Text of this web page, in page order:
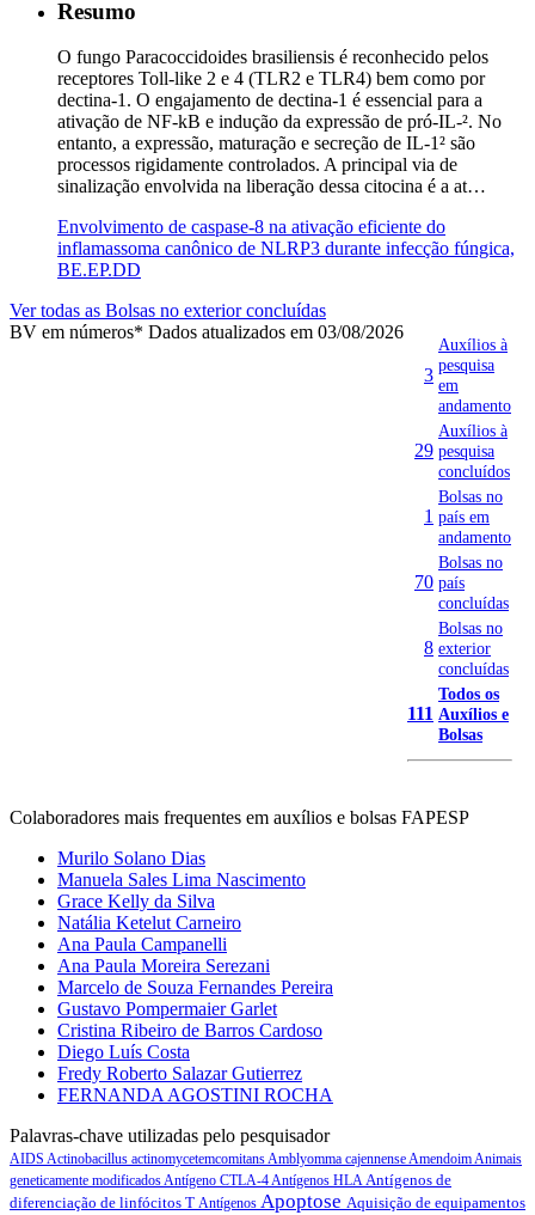
Resumo
O fungo Paracoccidoides brasiliensis é reconhecido pelos
receptores Toll-like 2 e 4 (TLR2 e TLR4) bem como por
dectina-1. O engajamento de dectina-1 é essencial para a
ativação de NF-kB e indução da expressão de pró-IL-². No
entanto, a expressão, maturação e secreção de IL-1² são
processos rigidamente controlados. A principal via de
sinalização envolvida na liberação dessa citocina é a at…
Envolvimento de caspase-8 na ativação eficiente do
inflamassoma canônico de NLRP3 durante infecção fúngica,
BE.EP.DD
Ver todas as Bolsas no exterior concluídas
BV em números* Dados atualizados em 03/08/2026
3
Auxílios à
pesquisa
em
andamento
29
Auxílios à
pesquisa
concluídos
1
Bolsas no
país em
andamento
70
Bolsas no
país
concluídas
8
Bolsas no
exterior
concluídas
111
Todos os
Auxílios e
Bolsas
Colaboradores mais frequentes em auxílios e bolsas FAPESP
Murilo Solano Dias
Manuela Sales Lima Nascimento
Grace Kelly da Silva
Natália Ketelut Carneiro
Ana Paula Campanelli
Ana Paula Moreira Serezani
Marcelo de Souza Fernandes Pereira
Gustavo Pompermaier Garlet
Cristina Ribeiro de Barros Cardoso
Diego Luís Costa
Fredy Roberto Salazar Gutierrez
FERNANDA AGOSTINI ROCHA
Palavras-chave utilizadas pelo pesquisador
AIDS Actinobacillus actinomycetemcomitansAmblyomma cajennenseAmendoimAnimais
geneticamente modificadosAntígeno CTLA-4Antígenos HLAAntígenos de
diferenciação de linfócitos T Antígenos Apoptose Aquisição de equipamentos